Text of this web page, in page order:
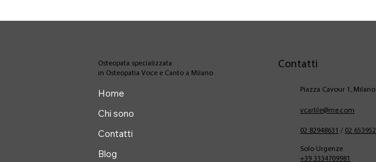
Osteopata specializzata
in Osteopatia Voce e Canto a Milano
Home
Chi sono
Contatti
Blog
Contatti
Piazza Cavour 1, Milano
vcarlile@me.com
02 82948631 / 02 653952
Solo Urgenze
+39 3334709981